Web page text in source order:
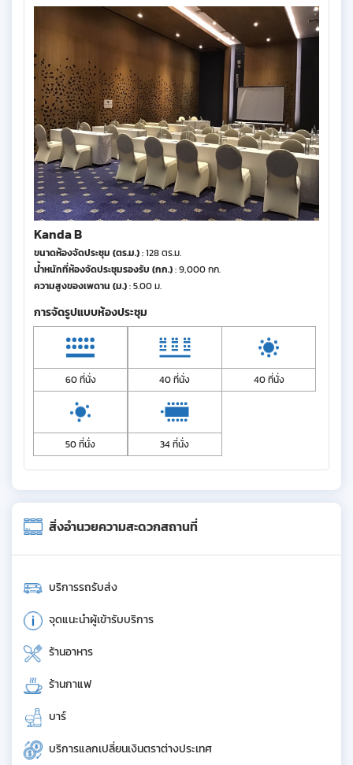
Kanda B
ขนาดห้องจัดประชุม (ตร.ม.): 128 ตร.ม.
น้ำหนักที่ห้องจัดประชุมรองรับ (กก.): 9,000 กก.
ความสูงของเพดาน (ม.): 5.00 ม.
การจัดรูปแบบห้องประชุม
60 ที่นั่ง 40 ที่นั่ง 40 ที่นั่ง
50 ที่นั่ง 34 ที่นั่ง
สิ่งอำนวยความสะดวกสถานที่
บริการรถรับส่ง
จุดแนะนำผู้เข้ารับบริการ
ร้านอาหาร
ร้านกาแฟ
บาร์
บริการแลกเปลี่ยนเงินตราต่างประเทศ